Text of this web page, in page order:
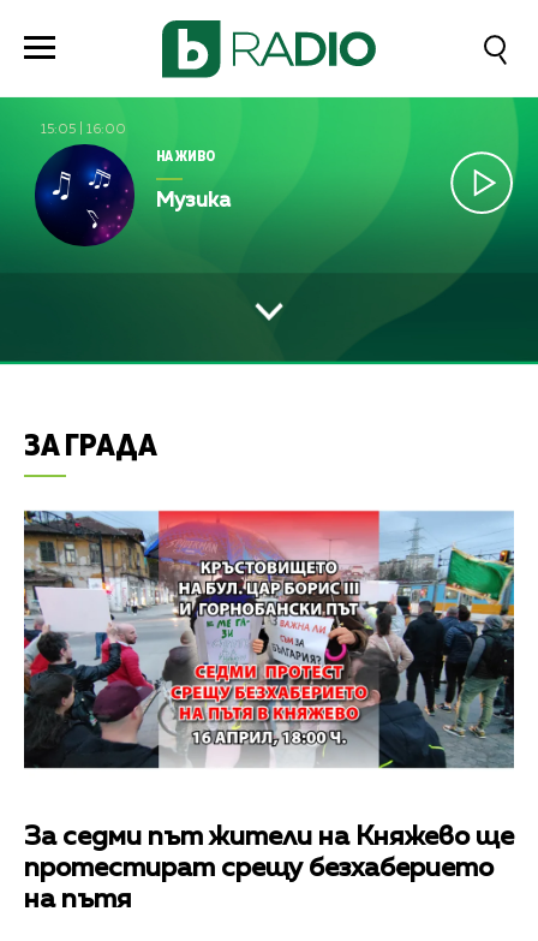
15:05 16:00
НА ЖИВО
Музика
ЗА ГРАДА
За седми път жители на Княжево ще
протестират срещу безхаберието
на пътя